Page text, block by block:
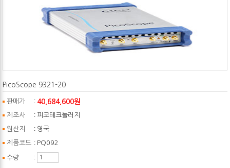
PicoScope 9321-20
판매가 : 40,684,600원
제조사 : 피코테크놀러지
원산지 : 영국
제품코드 : PQ092
수량 :